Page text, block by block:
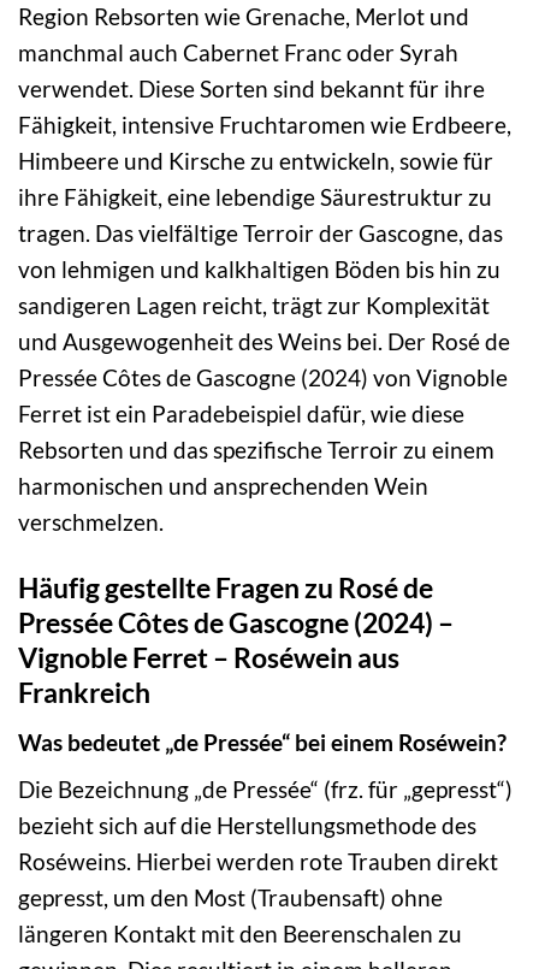
Region Rebsorten wie Grenache, Merlot und
manchmal auch Cabernet Franc oder Syrah
verwendet. Diese Sorten sind bekannt für ihre
Fähigkeit, intensive Fruchtaromen wie Erdbeere,
Himbeere und Kirsche zu entwickeln, sowie für
ihre Fähigkeit, eine lebendige Säurestruktur zu
tragen. Das vielfältige Terroir der Gascogne, das
von lehmigen und kalkhaltigen Böden bis hin zu
sandigeren Lagen reicht, trägt zur Komplexität
und Ausgewogenheit des Weins bei. Der Rosé de
Pressée Côtes de Gascogne (2024) von Vignoble
Ferret ist ein Paradebeispiel dafür, wie diese
Rebsorten und das spezifische Terroir zu einem
harmonischen und ansprechenden Wein
verschmelzen.
Häufig gestellte Fragen zu Rosé de
Pressée Côtes de Gascogne (2024) –
Vignoble Ferret – Roséwein aus
Frankreich
Was bedeutet „de Pressée“ bei einem Roséwein?
Die Bezeichnung „de Pressée“ (frz. für „gepresst“)
bezieht sich auf die Herstellungsmethode des
Roséweins. Hierbei werden rote Trauben direkt
gepresst, um den Most (Traubensaft) ohne
längeren Kontakt mit den Beerenschalen zu